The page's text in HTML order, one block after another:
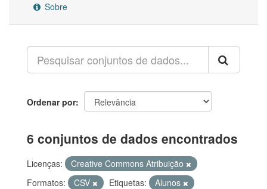
Sobre
Ordenar por
6 conjuntos de dados encontrados
Licenças:
Creative Commons Atribuição
Formatos:
CSV Etiquetas:
Alunos